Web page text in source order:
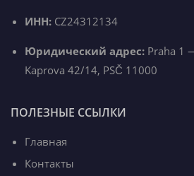
ИНН: CZ24312134
Юридический адрес: Praha 1
Kaprova 42/14, PSČ 11000
ПОЛЕЗНЫЕ ССЫЛКИ
Главная
Контакты